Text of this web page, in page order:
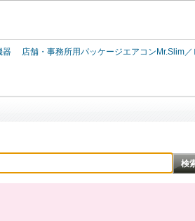
器
店舗・事務所用パッケージエアコンMr.Slim